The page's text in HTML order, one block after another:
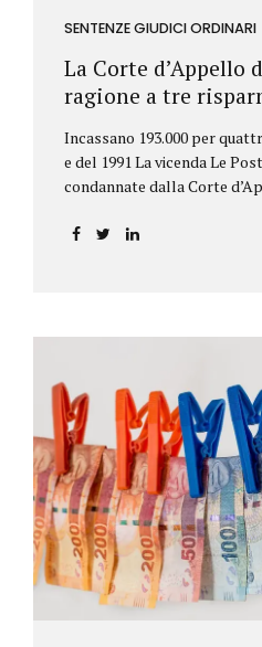
SENTENZE GIUDICI ORDINARI
La Corte d’Appello
ragione a tre
Incassano 193.000 per
e del 1991 La vicenda Le
condannate dalla Corte
per oltre 193.000,00 euro: la
causa di una modifica dei
precedente alla loro
che Poste aveva messo
riportava un generico...